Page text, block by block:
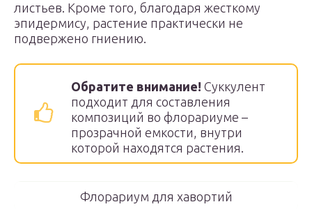
листьев. Кроме того, благодаря жесткому
эпидермису, растение практически не
подвержено гниению.
Обратите внимание! Суккулент
подходит для составления
композиций во флорариуме –
прозрачной емкости, внутри
которой находятся растения.
Флорариум для хавортий